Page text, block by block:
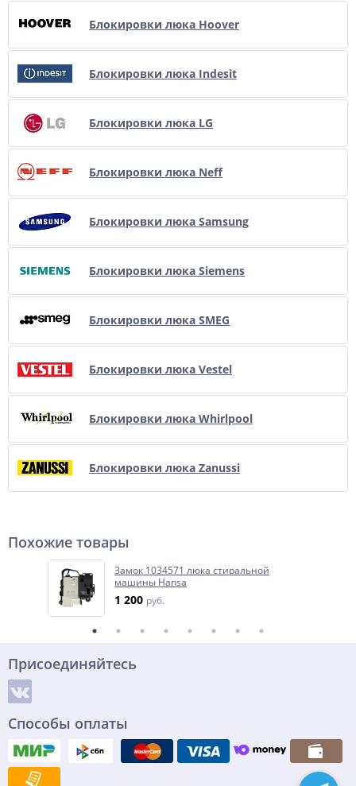
Блокировки люка Hoover
Блокировки люка Indesit
Блокировки люка LG
Блокировки люка Neff
Блокировки люка Samsung
Блокировки люка Siemens
Блокировки люка SMEG
Блокировки люка Vestel
Блокировки люка Whirlpool
Блокировки люка Zanussi
Похожие товары
Замок 1034571 люка стиральной
машины Hansa
1 200 руб.
Присоединяйтесь
Способы оплаты